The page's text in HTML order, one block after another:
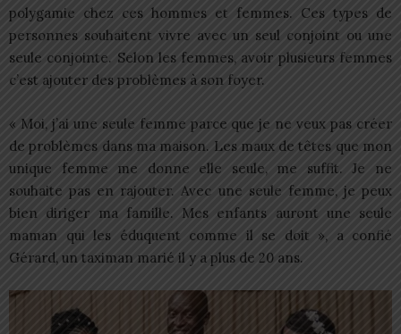
polygamie chez ces hommes et femmes. Ces types de
personnes souhaitent vivre avec un seul conjoint ou une
seule conjointe. Selon les femmes, avoir plusieurs femmes
c’est ajouter des problèmes à son foyer.
« Moi, j’ai une seule femme parce que je ne veux pas créer
de problèmes dans ma maison. Les maux de têtes que mon
unique femme me donne elle seule, me suffit. Je ne
souhaite pas en rajouter. Avec une seule femme, je peux
bien diriger ma famille. Mes enfants auront une seule
maman qui les éduquent comme il se doit », a confié
Gérard, un taximan marié il y a plus de 20 ans.